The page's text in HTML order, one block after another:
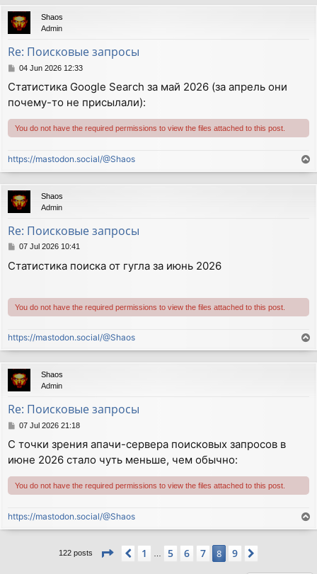
p
Shaos
Admin
Re: Поисковые запросы
P
s
t
04 Jun 2026 12:33
Статистика Google Search за май 2026 (за апрель они
почему-то не присылали):
You do not have the required permissions to view the files attached to this post.
https://mastodon.social/@Shaos
o
p
Shaos
Admin
Re: Поисковые запросы
P
s
07 Jul 2026 10:41
Статистика поиска от гугла за июнь 2026
You do not have the required permissions to view the files attached to this post.
https://mastodon.social/@Shaos
o
p
Shaos
Admin
Re: Поисковые запросы
P
t
07 Jul 2026 21:18
С точки зрения апачи-сервера поисковых запросов в
июне 2026 стало чуть меньше, чем обычно:
You do not have the required permissions to view the files attached to this post.
https://mastodon.social/@Shaos
o
122 posts Page 8
Previous
1 5 6 7 8 9